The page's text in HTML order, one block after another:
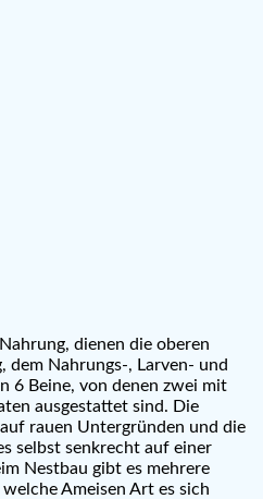
dienen die oberen
dem Nahrungs-, Larven- und
6 Beine, von denen zwei mit
ausgestattet sind. Die
rauen Untergründen und die
selbst senkrecht auf einer
Nestbau gibt es mehrere
Ameisen Art es sich